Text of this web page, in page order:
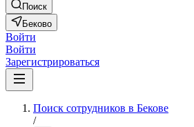
Поиск
Беково
Войти
Войти
Зарегистрироваться
Поиск сотрудников в Бекове
/